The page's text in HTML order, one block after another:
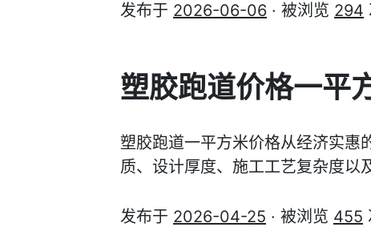
发布于 2026-06-06 · 被浏览 294
塑胶跑道价格一平
塑胶跑道一平方米价格从经济实惠
质、设计厚度、施工工艺复杂度以
发布于 2026-04-25 · 被浏览 455